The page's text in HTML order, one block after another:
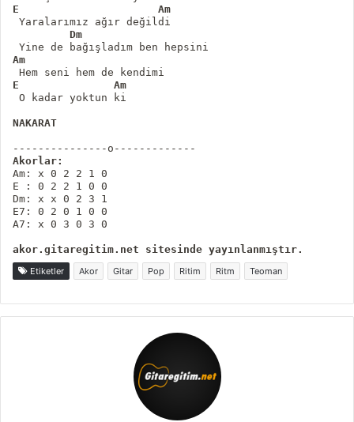
Yaralarımız ağır değildi
Dm
Am
O kadar yoktun ki
NAKARAT
Akorlar:
Am: x 0 2 2 1 0
E : 0 2 2 1 0 0
Dm: x x 0 2 3 1
E7: 0 2 0 1 0 0
Etiketler Akor Gitar Pop Ritim Ritm Teoman